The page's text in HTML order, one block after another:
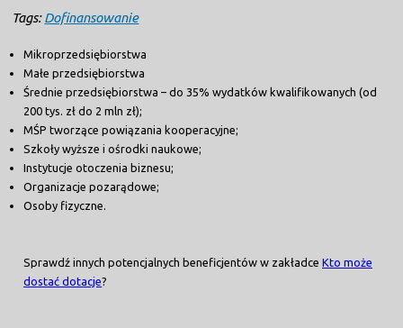
Tags:Dofinansowanie
Mikroprzedsiębiorstwa
Małe przedsiębiorstwa
Średnie przedsiębiorstwa – do 35% wydatków kwalifikowanych (od
200 tys. zł do 2 mln zł);
MŚP tworzące powiązania kooperacyjne;
Szkoły wyższe i ośrodki naukowe;
Instytucje otoczenia biznesu;
Organizacje pozarądowe;
Osoby fizyczne.
Sprawdź innych potencjalnych beneficjentów w zakładceKto może
dostać dotacje?